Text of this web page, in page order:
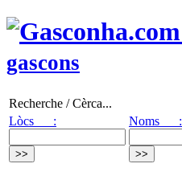
gascons
Recherche / Cèrca...
Lòcs :
Noms :